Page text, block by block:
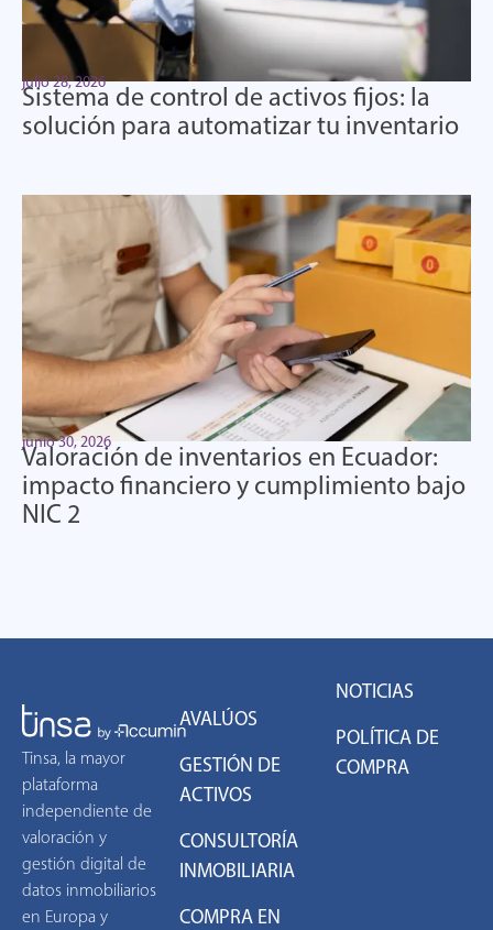
julio 28, 2026
Sistema de control de activos fijos: la
solución para automatizar tu inventario
junio 30, 2026
Valoración de inventarios en Ecuador:
impacto financiero y cumplimiento bajo
NIC 2
Tinsa, la mayor
plataforma
independiente de
valoración y
gestión digital de
datos inmobiliarios
en Europa y
AVALÚOS
GESTIÓN DE
ACTIVOS
CONSULTORÍA
INMOBILIARIA
COMPRA EN
NOTICIAS
POLÍTICA DE
COMPRA